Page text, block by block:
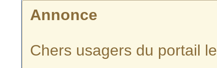
Annonce
Chers usagers du portail